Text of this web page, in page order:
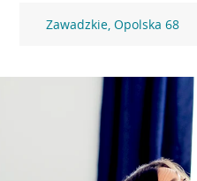
Zawadzkie, Opolska 68